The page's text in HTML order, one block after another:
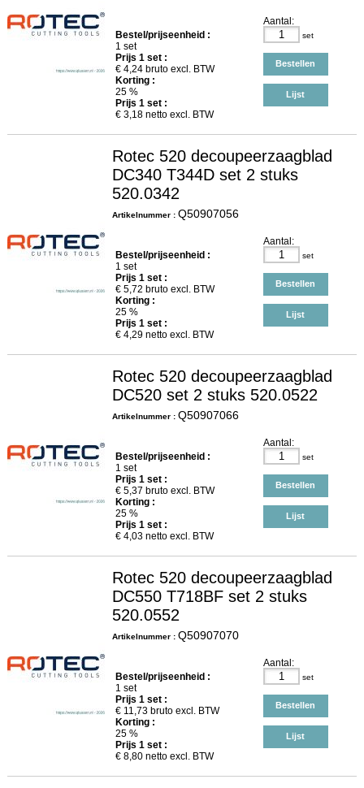
Bestel/prijseenheid :
1 set
Prijs 1set :
€ 4,24bruto excl. BTW
Korting :
25 %
Prijs 1set :
€ 3,18netto excl. BTW
Aantal:
set
Bestellen
Lijst
Rotec 520 decoupeerzaagblad
DC340 T344D set 2 stuks
520.0342
Artikelnummer : Q50907056
Bestel/prijseenheid :
1 set
Prijs 1set :
€ 5,72 bruto excl. BTW
Korting :
25 %
Prijs 1set :
€ 4,29netto excl. BTW
Aantal:
set
Bestellen
Lijst
Rotec 520 decoupeerzaagblad
DC520 set 2 stuks 520.0522
Artikelnummer : Q50907066
Bestel/prijseenheid :
1 set
Prijs 1set :
€ 5,37 bruto excl. BTW
Korting :
25 %
Prijs 1set :
€ 4,03netto excl. BTW
Aantal:
set
Bestellen
Lijst
Rotec 520 decoupeerzaagblad
DC550 T718BF set 2 stuks
520.0552
Artikelnummer : Q50907070
Bestel/prijseenheid :
1 set
Prijs 1set :
€ 11,73bruto excl. BTW
Korting :
25 %
Prijs 1set :
€ 8,80netto excl. BTW
Aantal:
set
Bestellen
Lijst